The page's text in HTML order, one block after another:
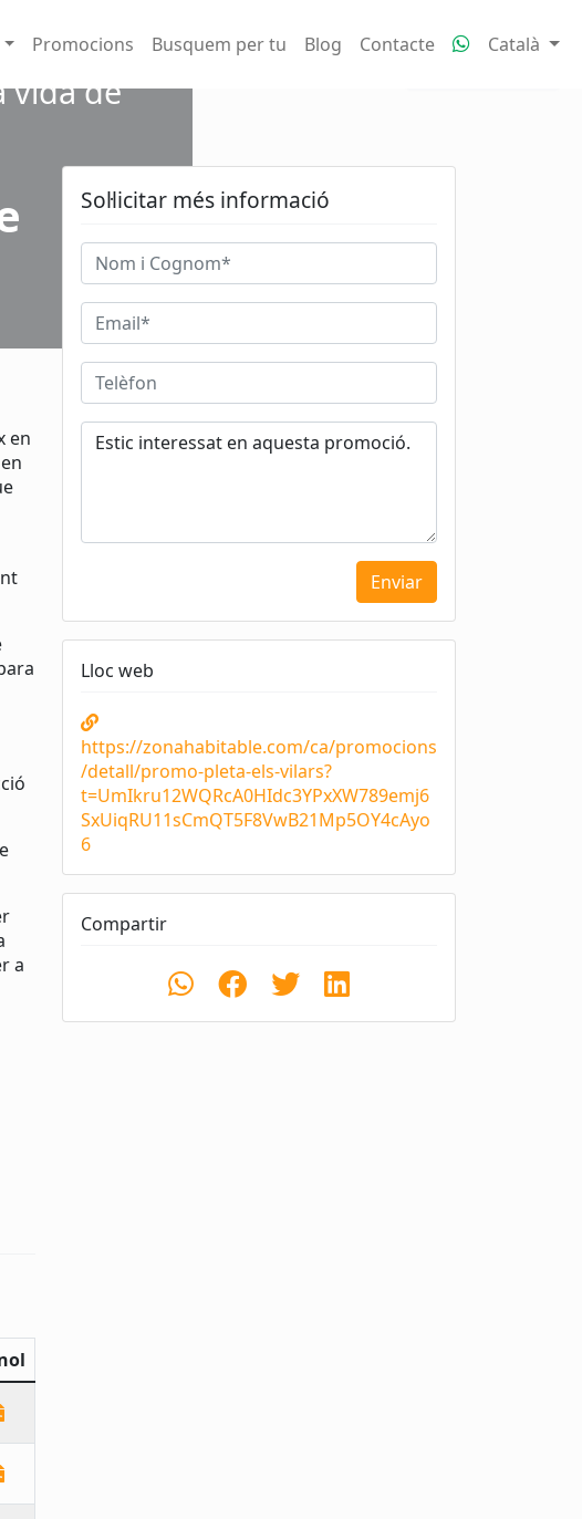
Promocions Busquem per tu Blog Contacte Català
vida de
en
a
Sol·licitar més informació
Enviar
Lloc web
https://zonahabitable.com/ca/promocions
/detall/promo-pleta-els-vilars?
t=UmIkru12WQRcA0HIdc3YPxXW789emj6
SxUiqRU11sCmQT5F8VwB21Mp5OY4cAyo
6
Compartir